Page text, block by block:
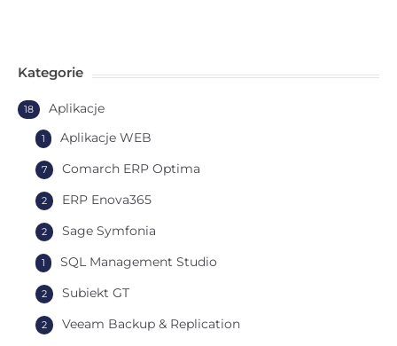
Kategorie
Aplikacje
18
Aplikacje WEB
1
Comarch ERP Optima
7
ERP Enova365
2
Sage Symfonia
2
SQL Management Studio
1
Subiekt GT
2
Veeam Backup & Replication
2